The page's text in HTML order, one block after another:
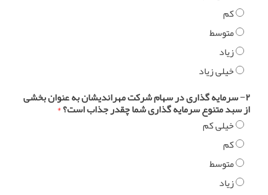
کم
متوسط
زیاد
خیلی زیاد
۲− سرمایه گذاری در سهام شرکت مهراندیشان به عنوان بخشی
از سبد متنوع سرمایه گذاری شما چقدر جذاب است؟*
خیلی کم
کم
متوسط
زیاد